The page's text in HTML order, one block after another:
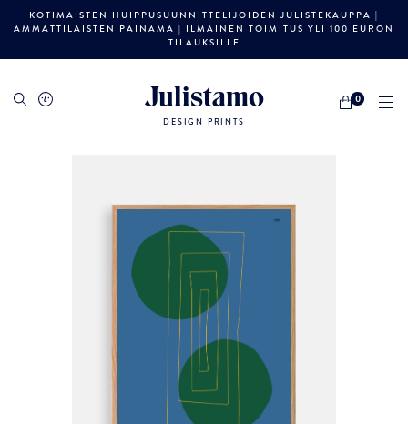
KOTIMAISTEN HUIPPUSUUNNITTELIJOIDEN JULISTEKAUPPA |
AMMATTILAISTEN PAINAMA | ILMAINEN TOIMITUS YLI 100 EURON
TILAUKSILLE
Julistamo
DESIGN PRINTS
0